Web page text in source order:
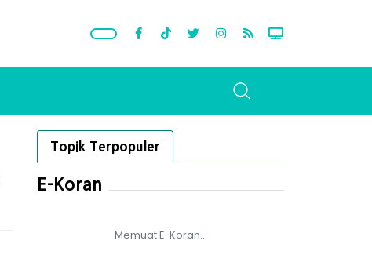
Topik Terpopuler
E-Koran
Memuat E-Koran...